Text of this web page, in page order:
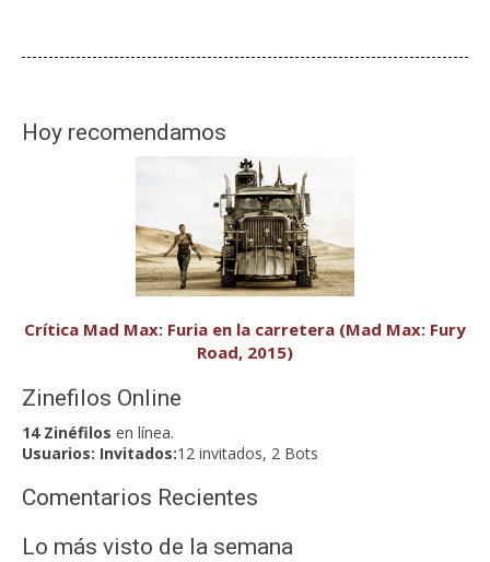
Hoy recomendamos
Crítica Mad Max: Furia en la carretera (Mad Max: Fury
Road, 2015)
Zinefilos Online
14 Zinéfilos en línea.
Usuarios: Invitados:12 invitados, 2 Bots
Comentarios Recientes
Lo más visto de la semana